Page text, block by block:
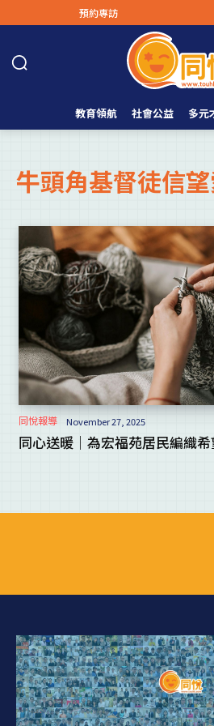
預約專訪
教育領航 社會公益 多元
牛頭角基督徒信
同悅報導 November 27, 2025
同心送暖｜為宏福苑居民編織